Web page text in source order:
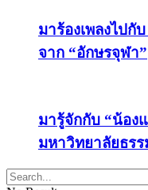
มาร้องเพลงไปกั
จาก “อักษรจุฬา”
มารู้จักกับ “น้อง
มหาวิทยาลัยธร